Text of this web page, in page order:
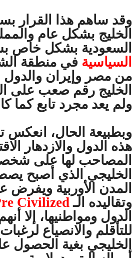
وقد ساهم هذا القرار
الخليج بشكل عام
السعودية بشكل خاص
السياسية في منطقة
من مصر وإيران والدول
الخليج رقم صعب على
ولم يعد مجرد تابع كما
وبطبيعة الحال، انعكس
هذه الدول والازدهار
المصاحب لها على
الخليجي الذي أصبح
المدن الأوربية ويفرض
وتقاليده الـ Civilized
الدول ومواطنيها، إلا
للتأقلم والانصياع
الخليجي بغية الحصول